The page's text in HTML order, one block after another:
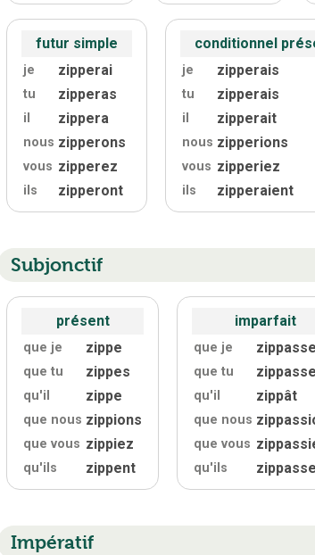
futur simple
je zipperai
tu zipperas
il zippera
nous zipperons
vous zipperez
ils zipperont
conditionnel
je zipperais
tu zipperais
il zipperait
nous zipperions
vous zipperiez
ils zipperaient
Subjonctif
présent
que je zippe
que tu zippes
qu'il zippe
que nous zippions
que vous zippiez
qu'ils zippent
imparfait
que je zippasse
que tu
qu'il zippât
que nous
que vous
qu'ils
Impératif